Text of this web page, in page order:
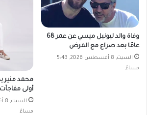
وفاة والد ليونيل ميسي عن عمر 68
عامًا بعد صراع مع المرض
السبت, 8 أغسطس 2026, 5:43
مساءً
محمد منير
أولى مفاجآت
مساءً